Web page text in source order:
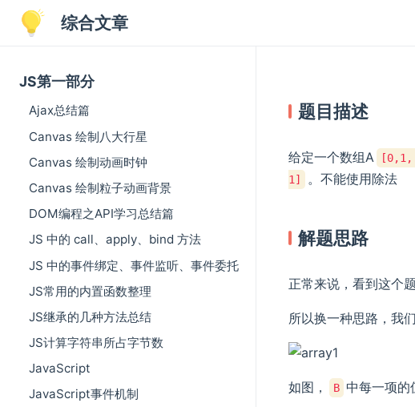
综合文章
JS第一部分
Ajax总结篇
Canvas 绘制八大行星
Canvas 绘制动画时钟
Canvas 绘制粒子动画背景
DOM编程之API学习总结篇
JS 中的 call、apply、bind 方法
JS 中的事件绑定、事件监听、事件委托
JS常用的内置函数整理
JS继承的几种方法总结
JS计算字符串所占字节数
JavaScript
JavaScript事件机制
题目描述
给定一个数组A
1]
。不能使用除法
解题思路
正常来说，看到这个
所以换一种思路，我
如图， B 中每一项的